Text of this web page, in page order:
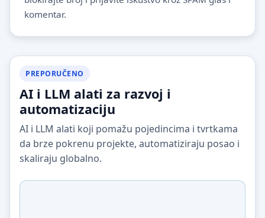
komentar.
PREPORUČENO
AI i LLM alati za razvoj i
automatizaciju
AI i LLM alati koji pomažu pojedincima i tvrtkama
da brze pokrenu projekte, automatiziraju posao i
skaliraju globalno.